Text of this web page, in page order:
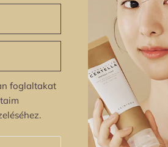
foglaltakat